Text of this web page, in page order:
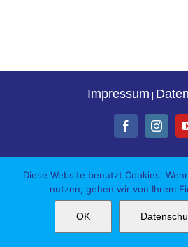
Impressum |
Facebook
Diese Website benutzt Cookies.
nutzen, gehen wir von Ihrem
OK